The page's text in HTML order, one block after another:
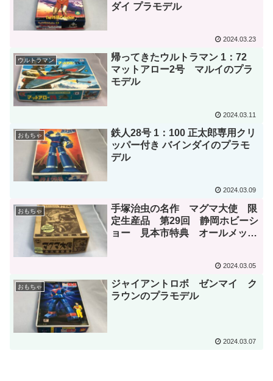
ダイ プラモデル
2024.03.23
ウルトラマン
帰ってきたウルトラマン 1：72
マットアロー2号 マルイのプラ
モデル
2024.03.11
おもちゃ
鉄人28号 1：100 正太郎専用クリ
ッパー付き バインダイのプラモ
デル
2024.03.09
おもちゃ
手塚治虫の名作 マグマ大使 限
定生産品 第29回 静岡ホビーシ
ョー 見本市特典 オールメッキ
2024.03.05
おもちゃ
ジャイアントロボ ゼンマイ ク
ラウンのプラモデル
2024.03.07